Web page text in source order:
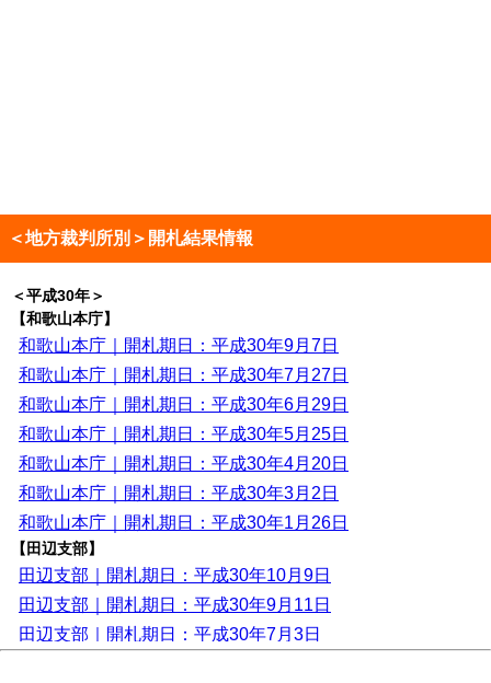
＜地方裁判所別＞開札結果情報
＜平成30年＞
【和歌山本庁】
和歌山本庁｜開札期日：平成30年9月7日
和歌山本庁｜開札期日：平成30年7月27日
和歌山本庁｜開札期日：平成30年6月29日
和歌山本庁｜開札期日：平成30年5月25日
和歌山本庁｜開札期日：平成30年4月20日
和歌山本庁｜開札期日：平成30年3月2日
和歌山本庁｜開札期日：平成30年1月26日
【田辺支部】
田辺支部｜開札期日：平成30年10月9日
田辺支部｜開札期日：平成30年9月11日
田辺支部｜開札期日：平成30年7月3日